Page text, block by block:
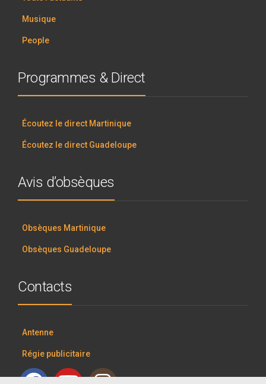
Musique
People
Programmes & Direct
Écoutez le direct Martinique
Écoutez le direct Guadeloupe
Avis d’obsèques
Obsèques Martinique
Obsèques Guadeloupe
Contacts
Antenne
Régie publicitaire